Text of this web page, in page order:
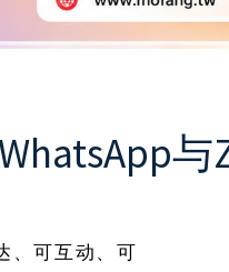
与
、可互动、可